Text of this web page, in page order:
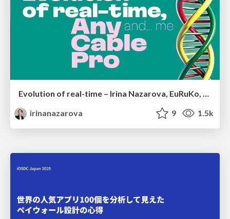
Evolution of real-time – Irina Nazarova, EuRuKo, 2024
irinanazarova
9 1.5k